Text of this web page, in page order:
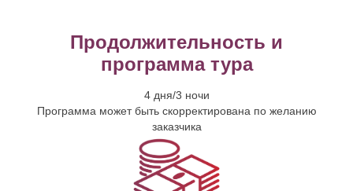
Продолжительность и
программа тура
4 дня/3 ночи
Программа может быть скорректирована по желанию
заказчика